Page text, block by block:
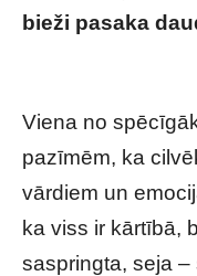
bieži pasaka
Viena no
pazīmēm, ka
vārdiem un
ka viss ir kārtībā,
saspringta, seja